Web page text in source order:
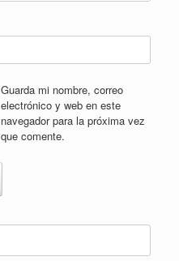
Guarda mi nombre, correo
electrónico y web en este
navegador para la próxima vez
que comente.